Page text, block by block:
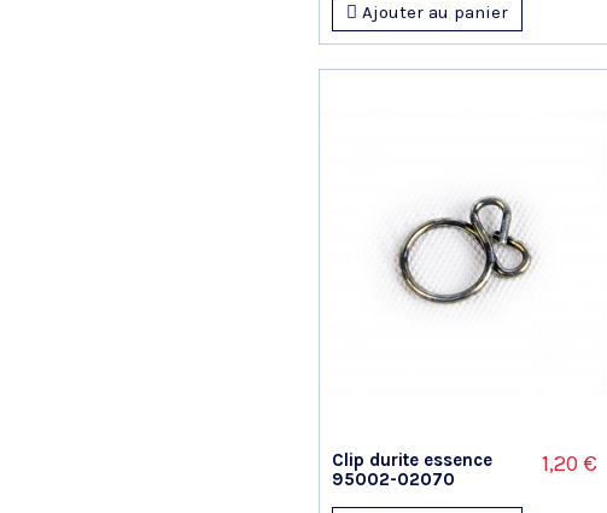
Ajouter au panier
Clip durite essence
95002-02070
1,20 €